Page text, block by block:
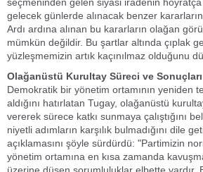
gelecek günlerde alınacak benzer
Ardı ardına alınan bu kararların olağan
mümkün değildir. Bu şartlar altında çıplak
yüzleşmemizin artık kaçınılmaz olduğunu
Olağanüstü Kurultay Süreci ve Sonuçları
Demokratik bir yönetim ortamının yeniden
aldığını hatırlatan Tugay, olağanüstü
vererek sürece katkı sunmaya çalıştığını
niyetli adımların karşılık bulmadığını dile
açıklamasını şöyle sürdürdü: "Partimizin
yönetim ortamına en kısa zamanda